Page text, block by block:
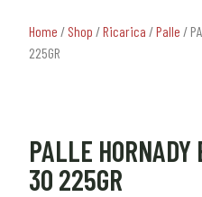
Home / Shop /Ricarica /Palle /
225GR
PALLE
30 225GR